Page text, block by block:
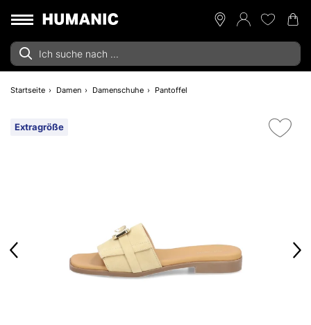
Startseite Damen Damenschuhe Pantoffel
Extragröße